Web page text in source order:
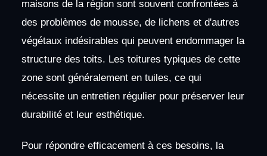
maisons de la région sont souvent confrontées à
des problèmes de mousse, de lichens et d'autres
végétaux indésirables qui peuvent endommager la
structure des toits. Les toitures typiques de cette
zone sont généralement en tuiles, ce qui
nécessite un entretien régulier pour préserver leur
durabilité et leur esthétique.
Pour répondre efficacement à ces besoins, la